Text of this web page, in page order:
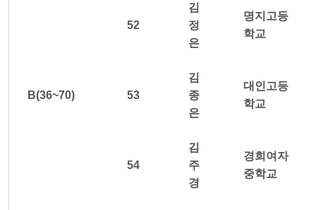
B(36~70)
52
김
정
은
명지고등
학교
53
김
종
은
대인고등
학교
54
김
주
경
경희여자
중학교